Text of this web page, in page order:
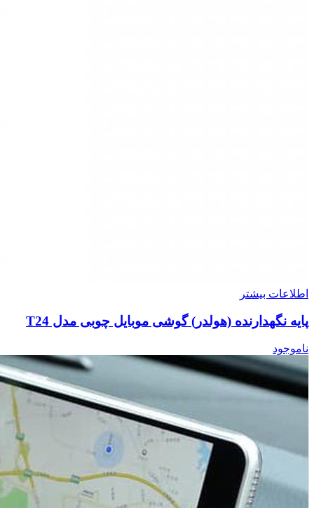
اطلاعات بیشتر
پایه نگهدارنده (هولدر) گوشی موبایل چوبی مدل T24
ناموجود